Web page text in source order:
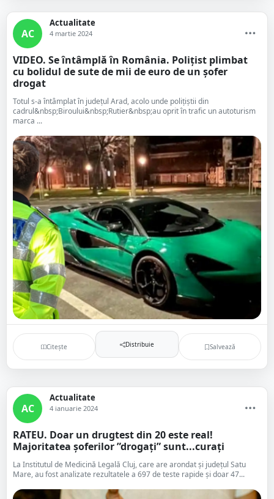
AC
Actualitate
4 martie 2024
VIDEO. Se întâmplă în România. Polițist plimbat
cu bolidul de sute de mii de euro de un șofer
drogat
Totul s-a întâmplat în județul Arad, acolo unde polițiștii din
cadrul&nbsp;Biroului&nbsp;Rutier&nbsp;au oprit în trafic un autoturism
marca ...
Citește Distribuie Salvează
AC
Actualitate
4 ianuarie 2024
RATEU. Doar un drugtest din 20 este real!
Majoritatea șoferilor ”drogați” sunt...curați
La Institutul de Medicină Legală Cluj, care are arondat și județul Satu
Mare, au fost analizate rezultatele a 697 de teste rapide și doar 47...